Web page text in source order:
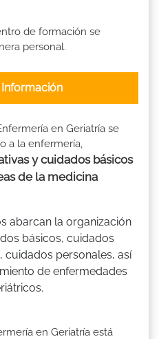
de formación se
personal.
en Geriatría se
a la enfermería,
y cuidados básicos
de la medicina
abarcan la organización
básicos, cuidados
cuidados personales, así
de enfermedades
en Geriatría está